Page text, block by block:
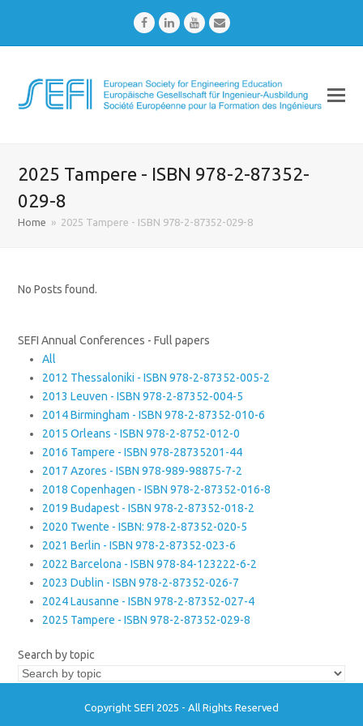
FacebookLinkedInYoutubeEmail
2025 Tampere - ISBN 978-2-87352-
029-8
Home » 2025 Tampere - ISBN 978-2-87352-029-8
No Posts found.
SEFI Annual Conferences - Full papers
All
2012 Thessaloniki - ISBN 978-2-87352-005-2
2013 Leuven - ISBN 978-2-87352-004-5
2014 Birmingham - ISBN 978-2-87352-010-6
2015 Orleans - ISBN 978-2-8752-012-0
2016 Tampere - ISBN 978-28735201-44
2017 Azores - ISBN 978-989-98875-7-2
2018 Copenhagen - ISBN 978-2-87352-016-8
2019 Budapest - ISBN 978-2-87352-018-2
2020 Twente - ISBN: 978-2-87352-020-5
2021 Berlin - ISBN 978-2-87352-023-6
2022 Barcelona - ISBN 978-84-123222-6-2
2023 Dublin - ISBN 978-2-87352-026-7
2024 Lausanne - ISBN 978-2-87352-027-4
2025 Tampere - ISBN 978-2-87352-029-8
Search by topic
Copyright SEFI 2025 - All Rights Reserved